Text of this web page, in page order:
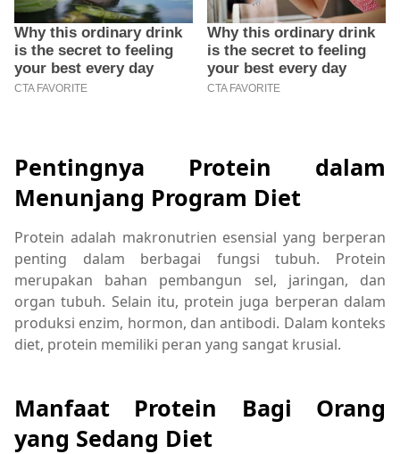
Pentingnya Protein dalam
Menunjang Program Diet
Protein adalah makronutrien esensial yang berperan
penting dalam berbagai fungsi tubuh. Protein
merupakan bahan pembangun sel, jaringan, dan
organ tubuh. Selain itu, protein juga berperan dalam
produksi enzim, hormon, dan antibodi. Dalam konteks
diet, protein memiliki peran yang sangat krusial.
Manfaat Protein Bagi Orang
yang Sedang Diet